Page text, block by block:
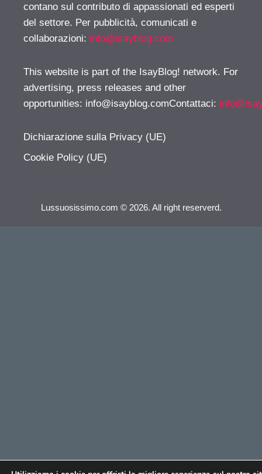
contano sul contributo di appassionati ed esperti
del settore. Per pubblicità, comunicati e
collaborazioni: info@isayblog.com
This website is part of the IsayBlog! network. For
advertising, press releases and other
opportunities: info@isayblog.comContattaci:
Dichiarazione sulla Privacy (UE)
Cookie Policy (UE)
Lussuosissimo.com © 2026. All right reserverd.